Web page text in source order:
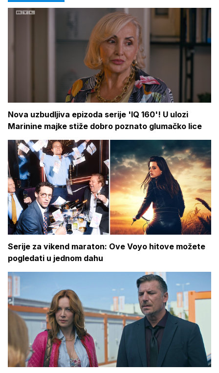
Nova uzbudljiva epizoda serije 'IQ 160'! U ulozi
Marinine majke stiže dobro poznato glumačko lice
Serije za vikend maraton: Ove Voyo hitove možete
pogledati u jednom dahu